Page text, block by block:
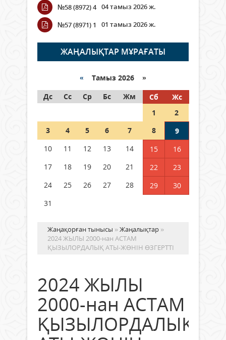
Wi-Fi ҚАБЫРҒА АРҚЫЛЫ ҚАЛАЙ
ӨТЕДІ?
06 тамыз 2026 ж. 269
граждане Казахстана,
05 тамыз 2026 ж. 151
Шетелде жүрген Қазақстан
азаматтары қалай дауыс бере
№58 (8972) 4 04 тамыз 2026 ж.
№57 (8971) 1
01 тамыз 2026 ж.
ЖАҢАЛЫҚТАР МҰРАҒАТЫ
« Тамыз 2026 »
Дс
Сс Ср Бс Жм Сб
Жс
1
2
3
4 5 6 7 8
9
10
11 12 13 14 15
16
17
18 19 20 21 22
23
24
25 26 27 28 29
30
31
Жаңақорған тынысы »Жаңалықтар »
2024 ЖЫЛЫ 2000-нан АСТАМ
ҚЫЗЫЛОРДАЛЫҚ АТЫ-ЖӨНІН ӨЗГЕРТТІ
2024 ЖЫЛЫ
2000-нан АСТАМ
ҚЫЗЫЛОРДАЛЫҚ